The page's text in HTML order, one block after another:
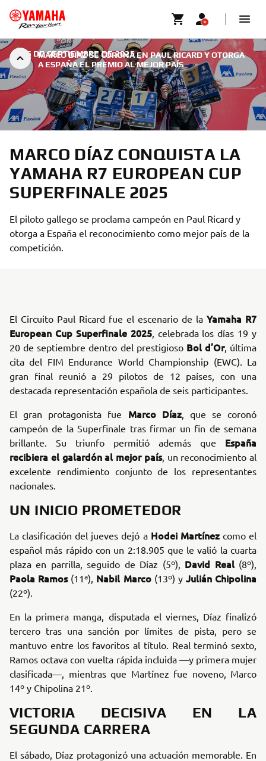
MARCO DÍAZ SE CORONA EN PAUL RICARD Y OTORGA
A ESPAÑA EL PREMIO AL MEJOR PAÍS
25 DE SEPTIEMBRE DE 2025
MARCO DÍAZ CONQUISTA LA
YAMAHA R7 EUROPEAN CUP
SUPERFINALE 2025
El piloto gallego se proclama campeón en Paul Ricard y
otorga a España el reconocimiento como mejor país de la
competición.
El Circuito Paul Ricard fue el escenario de la Yamaha R7
European Cup Superfinale 2025, celebrada los días 19 y
20 de septiembre dentro del prestigioso Bol d’Or, última
cita del FIM Endurance World Championship (EWC). La
gran final reunió a 29 pilotos de 12 países, con una
destacada representación española de seis participantes.
El gran protagonista fue Marco Díaz, que se coronó
campeón de la Superfinale tras firmar un fin de semana
brillante. Su triunfo permitió además que España
recibiera el galardón al mejor país, un reconocimiento al
excelente rendimiento conjunto de los representantes
nacionales.
UN INICIO PROMETEDOR
La clasificación del jueves dejó a Hodei Martínezcomo el
español más rápido con un 2:18.905 que le valió la cuarta
plaza en parrilla, seguido de Díaz (5º), David Real(8º),
Paola Ramos(11ª), Nabil Marco(13º) y Julián Chipolina
(22º).
En la primera manga, disputada el viernes, Díaz finalizó
tercero tras una sanción por límites de pista, pero se
mantuvo entre los favoritos al título. Real terminó sexto,
Ramos octava con vuelta rápida incluida —y primera mujer
clasificada—, mientras que Martínez fue noveno, Marco
14º y Chipolina 21º.
VICTORIA DECISIVA EN LA
SEGUNDA CARRERA
El sábado, Díaz protagonizó una actuación memorable. En